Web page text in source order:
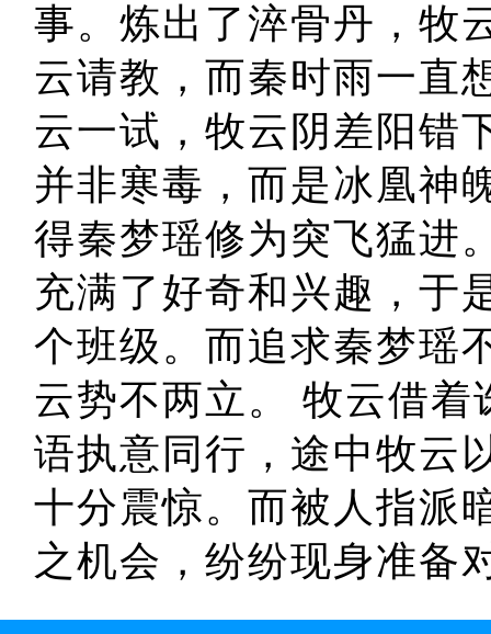
事。炼出了淬骨丹，牧
云请教，而秦时雨一直
云一试，牧云阴差阳错
并非寒毒，而是冰凰神
得秦梦瑶修为突飞猛进
充满了好奇和兴趣，于
个班级。而追求秦梦瑶
云势不两立。 牧云借
语执意同行，途中牧云
十分震惊。而被人指派
之机会，纷纷现身准备